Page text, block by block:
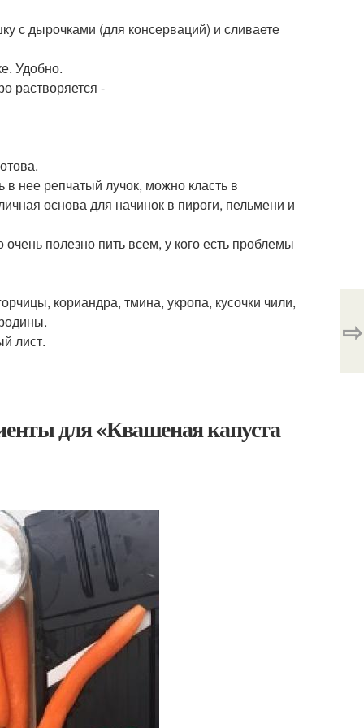
с дырочками (для консерваций) и сливаете
Удобно.
растворяется -
нее репчатый лучок, можно класть в
основа для начинок в пироги, пельмени и
полезно пить всем, у кого есть проблемы
кориандра, тмина, укропа, кусочки чили,
лист.
для «Квашеная капуста
⇨